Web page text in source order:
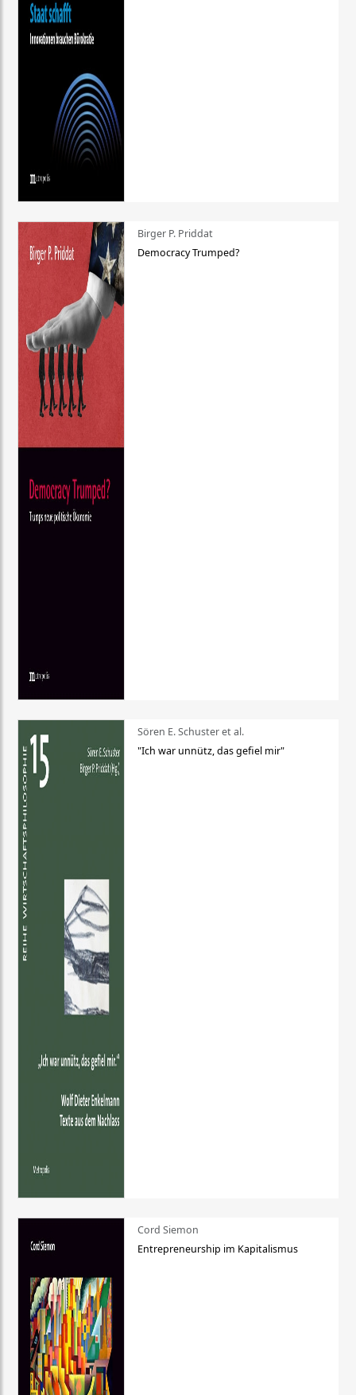
Birger P. Priddat
Democracy Trumped?
Sören E. Schuster et al.
"Ich war unnütz, das gefiel mir"
Cord Siemon
Entrepreneurship im Kapitalismus